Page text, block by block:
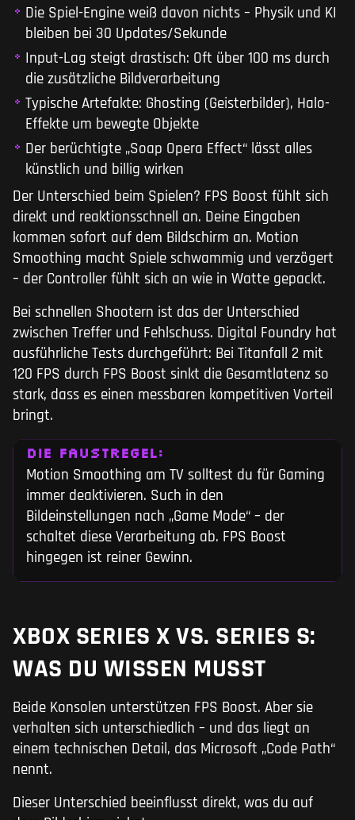
Die Spiel-Engine weiß davon nichts – Physik und KI
bleiben bei 30 Updates/Sekunde
Input-Lag steigt drastisch: Oft über 100 ms durch
die zusätzliche Bildverarbeitung
Typische Artefakte: Ghosting (Geisterbilder), Halo-
Effekte um bewegte Objekte
Der berüchtigte „Soap Opera Effect“ lässt alles
künstlich und billig wirken
Der Unterschied beim Spielen? FPS Boost fühlt sich
direkt und reaktionsschnell an. Deine Eingaben
kommen sofort auf dem Bildschirm an. Motion
Smoothing macht Spiele schwammig und verzögert
– der Controller fühlt sich an wie in Watte gepackt.
Bei schnellen Shootern ist das der Unterschied
zwischen Treffer und Fehlschuss. Digital Foundry hat
ausführliche Tests durchgeführt: Bei Titanfall 2 mit
120 FPS durch FPS Boost sinkt die Gesamtlatenz so
stark, dass es einen messbaren kompetitiven Vorteil
bringt.
DIE FAUSTREGEL:
Motion Smoothing am TV solltest du für Gaming
immer deaktivieren. Such in den
Bildeinstellungen nach „Game Mode“ – der
schaltet diese Verarbeitung ab. FPS Boost
hingegen ist reiner Gewinn.
XBOX SERIES X VS. SERIES S:
WAS DU WISSEN MUSST
Beide Konsolen unterstützen FPS Boost. Aber sie
verhalten sich unterschiedlich – und das liegt an
einem technischen Detail, das Microsoft „Code Path“
nennt.
Dieser Unterschied beeinflusst direkt, was du auf